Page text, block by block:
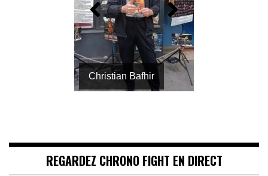
Christian Bafhir
REGARDEZ CHRONO FIGHT EN DIRECT